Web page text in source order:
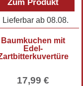
Zum Produkt
Lieferbar ab 08.08.
Baumkuchen mit
Edel-
17,99 €